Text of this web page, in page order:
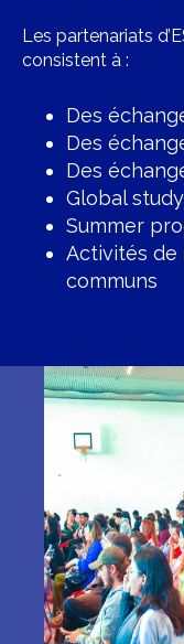
Les partenariats
consistent à :
Des
Des
Des
Global
Summer
Activités
communs